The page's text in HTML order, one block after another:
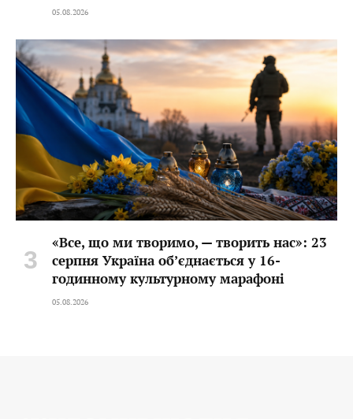
05.08.2026
«Все, що ми творимо, — творить нас»: 23
серпня Україна об’єднається у 16-
годинному культурному марафоні
05.08.2026